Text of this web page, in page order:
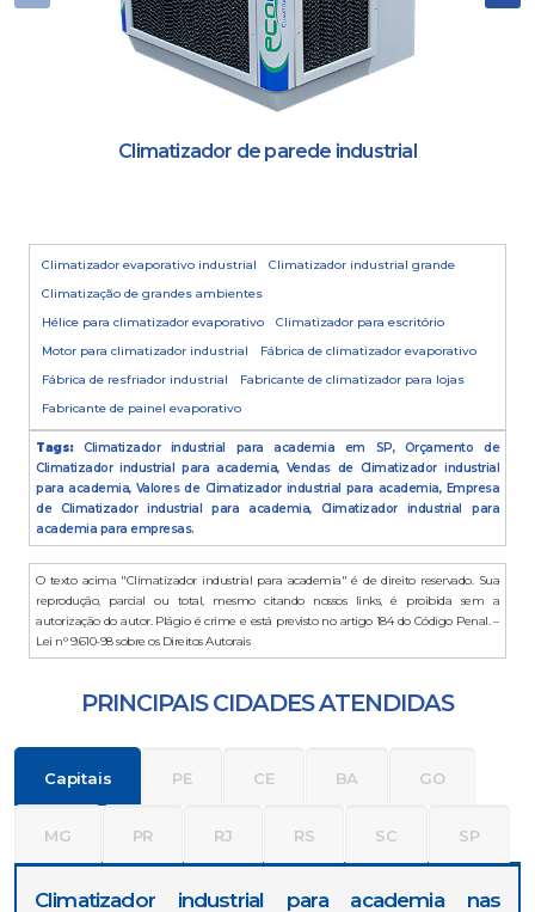
Climatizador de parede industrial
Climatizador evaporativo industrial
Climatizador industrial grande
Climatização de grandes ambientes
Hélice para climatizador evaporativo
Climatizador para escritório
Motor para climatizador industrial
Fábrica de climatizador evaporativo
Fábrica de resfriador industrial
Fabricante de climatizador para lojas
Fabricante de painel evaporativo
Tags:Climatizador industrial para academia em SP, Orçamento de
Climatizador industrial para academia, Vendas de Climatizador industrial
para academia, Valores de Climatizador industrial para academia, Empresa
de Climatizador industrial para academia, Climatizador industrial para
academia para empresas.
O texto acima "Climatizador industrial para academia" é de direito reservado. Sua
reprodução, parcial ou total, mesmo citando nossos links, é proibida sem a
autorização do autor. Plágio é crime e está previsto no artigo 184 do Código Penal. –
Lei n° 9.610-98 sobre os Direitos Autorais
PRINCIPAIS CIDADES ATENDIDAS
Capitais PE CE BA GO
MG PR RJ RS SC SP
Climatizador industrial para academia nas